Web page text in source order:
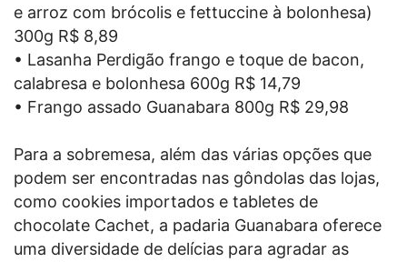
e arroz com brócolis e fettuccine à bolonhesa)
300g R$ 8,89
• Lasanha Perdigão frango e toque de bacon,
calabresa e bolonhesa 600g R$ 14,79
• Frango assado Guanabara 800g R$ 29,98
Para a sobremesa, além das várias opções que
podem ser encontradas nas gôndolas das lojas,
como cookies importados e tabletes de
chocolate Cachet, a padaria Guanabara oferece
uma diversidade de delícias para agradar as